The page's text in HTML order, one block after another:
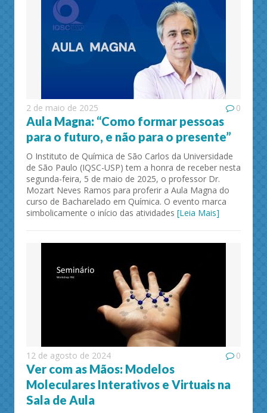
2 de maio de 2025 0
Aula Magna: “Como formar pessoas
para o futuro, e não para o presente”
O Instituto de Química de São Carlos da Universidade
de São Paulo (IQSC-USP) tem a honra de receber nesta
segunda-feira, 5 de maio de 2025, o professor Dr.
Mozart Neves Ramos para proferir a Aula Magna do
curso de Bacharelado em Química. O evento marca
simbolicamente o início das atividades [Leia Mais]
12 de agosto de 2024 0
Ver com as Mãos: Modelos
Moleculares Interativos e Virtuais na
Sala de Aula